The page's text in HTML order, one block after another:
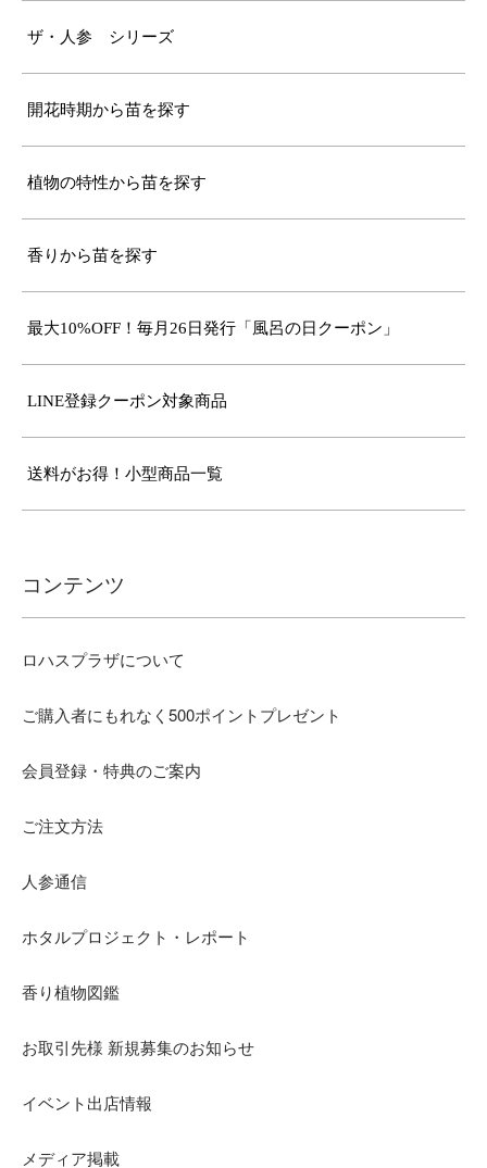
ザ・人参 シリーズ
開花時期から苗を探す
植物の特性から苗を探す
香りから苗を探す
最大10%OFF！毎月26日発行「風呂の日クーポン」
LINE登録クーポン対象商品
送料がお得！小型商品一覧
コンテンツ
ロハスプラザについて
ご購入者にもれなく500ポイントプレゼント
会員登録・特典のご案内
ご注文方法
人参通信
ホタルプロジェクト・レポート
香り植物図鑑
お取引先様 新規募集のお知らせ
イベント出店情報
メディア掲載